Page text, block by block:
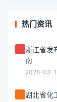
热门资讯
浙江省发
南
2026-03-
湖北省化